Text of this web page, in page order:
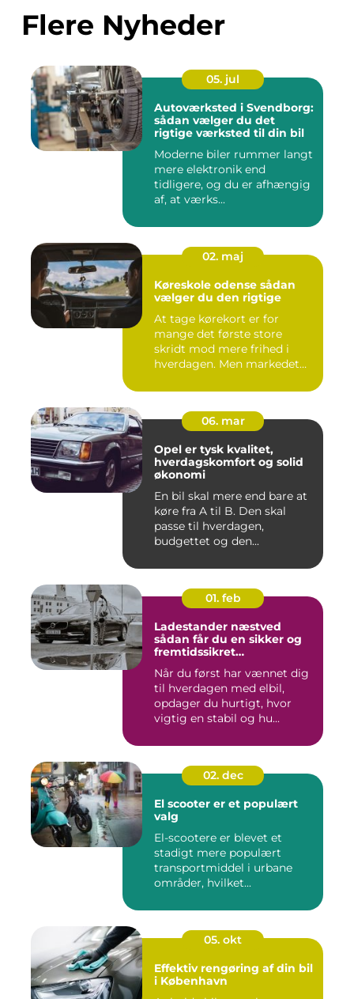
Flere Nyheder
05. jul
Autoværksted i Svendborg:
sådan vælger du det
rigtige værksted til din bil
Moderne biler rummer langt
mere elektronik end
tidligere, og du er afhængig
af, at værks...
02. maj
Køreskole odense sådan
vælger du den rigtige
At tage kørekort er for
mange det første store
skridt mod mere frihed i
hverdagen. Men markedet
06. mar
Opel er tysk kvalitet,
hverdagskomfort og solid
økonomi
En bil skal mere end bare at
køre fra A til B. Den skal
passe til hverdagen,
budgettet og den...
01. feb
Ladestander næstved
sådan får du en sikker og
fremtidssikret
Når du først har vænnet dig
til hverdagen med elbil,
opdager du hurtigt, hvor
vigtig en stabil og hu...
02. dec
El scooter er et populært
valg
El-scootere er blevet et
stadigt mere populært
transportmiddel i urbane
områder, hvilket...
05. okt
Effektiv rengøring af din bil
i København